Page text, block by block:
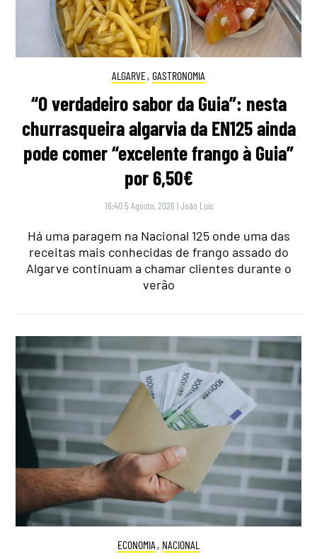
ALGARVE, GASTRONOMIA
“O verdadeiro sabor da Guia”: nesta
churrasqueira algarvia da EN125 ainda
pode comer “excelente frango à Guia”
por 6,50€
16:40 5 Agosto, 2026 |João Luís
Há uma paragem na Nacional 125 onde uma das
receitas mais conhecidas de frango assado do
Algarve continuam a chamar clientes durante o
verão
ECONOMIA , NACIONAL